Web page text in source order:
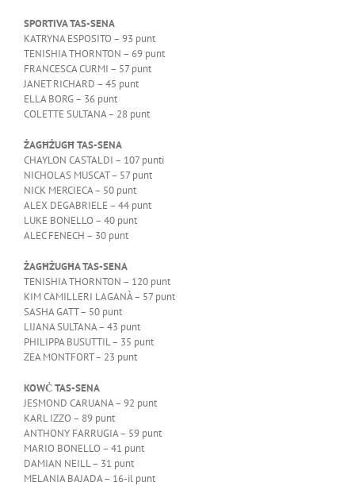
SPORTIVA TAS-SENA
KATRYNA ESPOSITO – 93 punt
TENISHIA THORNTON – 69 punt
FRANCESCA CURMI – 57 punt
JANET RICHARD – 45 punt
ELLA BORG – 36 punt
COLETTE SULTANA – 28 punt
ŻAGĦŻUGĦ TAS-SENA
CHAYLON CASTALDI – 107 punti
NICHOLAS MUSCAT – 57 punt
NICK MERCIECA – 50 punt
ALEX DEGABRIELE – 44 punt
LUKE BONELLO – 40 punt
ALEC FENECH – 30 punt
ŻAGĦŻUGĦA TAS-SENA
TENISHIA THORNTON – 120 punt
KIM CAMILLERI LAGANÀ – 57 punt
SASHA GATT – 50 punt
LIJANA SULTANA – 43 punt
PHILIPPA BUSUTTIL – 35 punt
ZEA MONTFORT – 23 punt
KOWĊ TAS-SENA
JESMOND CARUANA – 92 punt
KARL IZZO – 89 punt
ANTHONY FARRUGIA – 59 punt
MARIO BONELLO – 41 punt
DAMIAN NEILL – 31 punt
MELANIA BAJADA – 16-il punt